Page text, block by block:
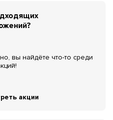
вы найдёте что-то среди
акции